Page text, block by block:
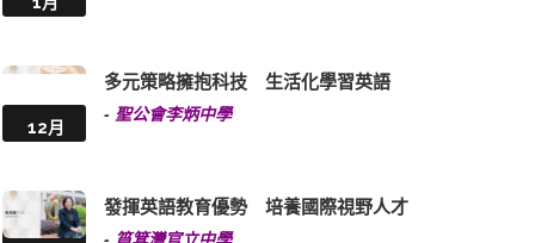
12月
多元策略擁抱科技 生活化學習英語
- 聖公會李炳中學
發揮英語教育優勢 培養國際視野人才